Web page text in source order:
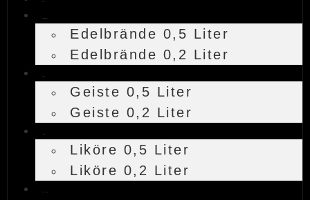
Edelbrände 0,5 Liter
Edelbrände 0,2 Liter
Geiste 0,5 Liter
Geiste 0,2 Liter
Liköre 0,5 Liter
Liköre 0,2 Liter